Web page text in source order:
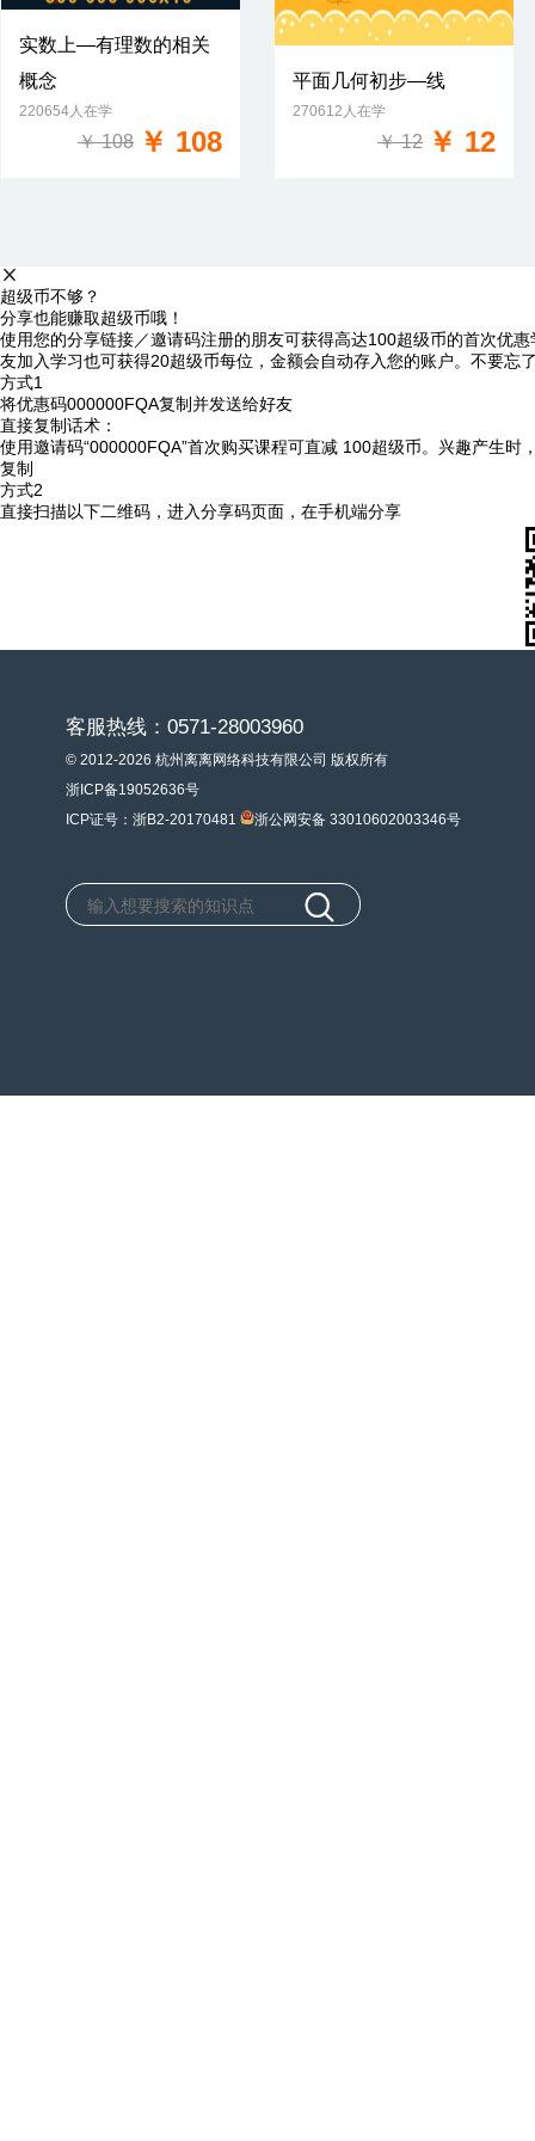
实数上—有理数的相关
概念
220654人在学
￥ 108 ￥ 108
免费试学
平面几何初步—线
270612人在学
￥ 12 ￥ 12
超级币不够？
分享也能赚取超级币哦！
使用您的分享链接／邀请码注册的朋友可获得高达100超级币的首次优
友加入学习也可获得20超级币每位，金额会自动存入您的账户。不要忘
方式1
将优惠码000000FQA复制并发送给好友
直接复制话术：
使用邀请码“000000FQA”首次购买课程可直减 100超级币。兴趣产生时
复制
方式2
直接扫描以下二维码，进入分享码页面，在手机端分享
客服热线：0571-28003960
© 2012-2026 杭州离离网络科技有限公司 版权所有
浙ICP备19052636号
ICP证号：浙B2-20170481
浙公网安备 33010602003346号